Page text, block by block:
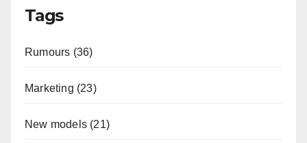
Tags
Rumours (36)
Marketing (23)
New models (21)